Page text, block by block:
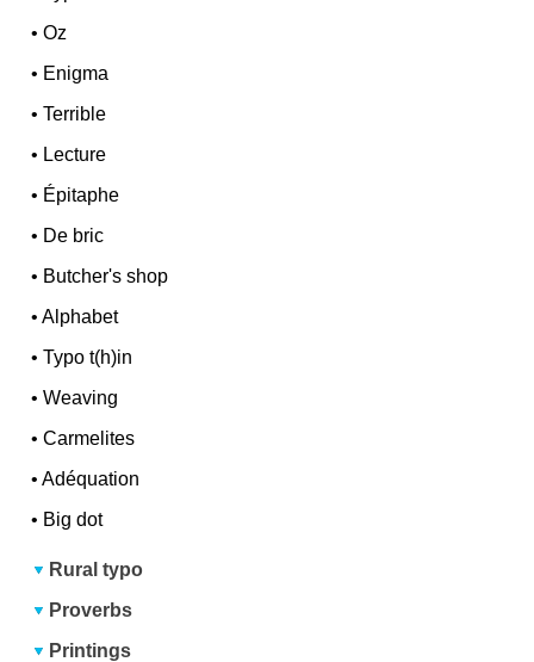
•Oz
• Enigma
•Terrible
• Lecture
• Épitaphe
• De bric
• Butcher's shop
•Alphabet
•Typo t(h)in
•Weaving
•Carmelites
•Adéquation
• Big dot
Rural typo
Proverbs
Printings